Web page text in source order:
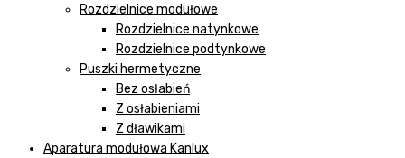
Rozdzielnice modułowe
Rozdzielnice natynkowe
Rozdzielnice podtynkowe
Puszki hermetyczne
Bez osłabień
Z osłabieniami
Z dławikami
Aparatura modułowa Kanlux